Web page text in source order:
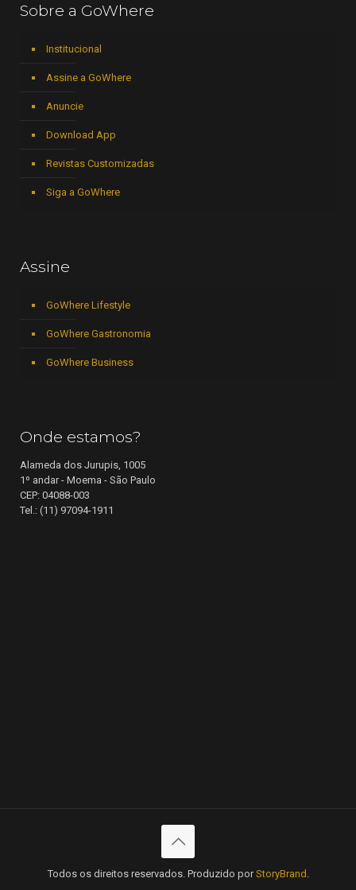
Sobre a GoWhere
Institucional
Assine a GoWhere
Anuncie
Download App
Revistas Customizadas
Siga a GoWhere
Assine
GoWhere Lifestyle
GoWhere Gastronomia
GoWhere Business
Onde estamos?
Alameda dos Jurupis, 1005
1º andar - Moema - São Paulo
CEP: 04088-003
Tel.: (11) 97094-1911
Todos os direitos reservados. Produzido porStoryBrand